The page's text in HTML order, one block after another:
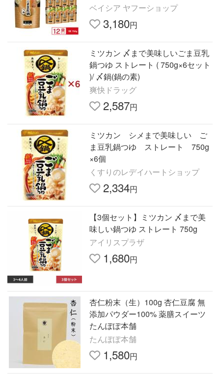
鍋スープ ストレート まとめ買い
ベイシア ヤフーショップ
3,180円
ミツカン 〆まで美味しいごま豆乳
鍋つゆ ストレート ( 750g×6セット
)/ 〆鍋(鍋の素)
爽快ドラッグ
2,587円
ミツカン シメまで美味しい ご
ま豆乳鍋つゆ ストレート 750g
×6個
くすりのレデイハートショップ
2,334円
【3個セット】ミツカン 〆まで美
味しい鍋つゆ ストレート 750g
アイリスプラザ
1,680円
杏仁粉末（生）100g 杏仁豆腐 無
添加パウダー100% 薬膳スイーツ
たんぽぽ本舗
たんぽぽ本舗
1,580円